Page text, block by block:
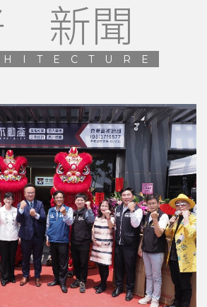
新聞